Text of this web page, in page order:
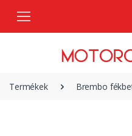
Termékek Brembo